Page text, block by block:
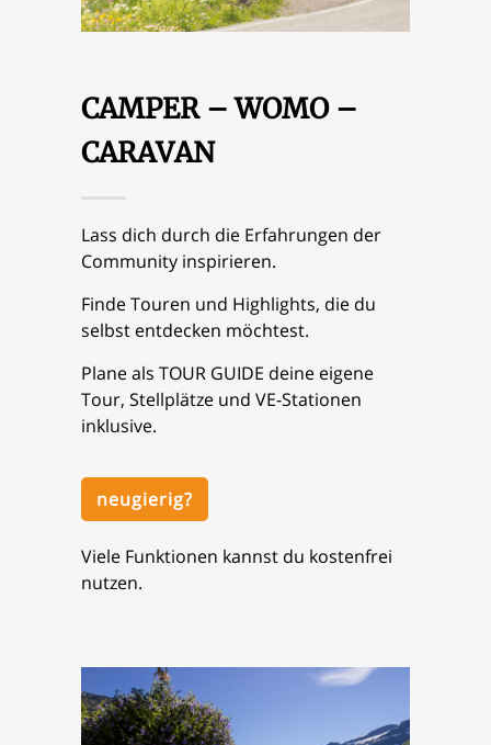
CAMPER – WOMO –
CARAVAN
Lass dich durch die Erfahrungen der
Community inspirieren.
Finde Touren und Highlights, die du
selbst entdecken möchtest.
Plane als TOUR GUIDE deine eigene
Tour, Stellplätze und VE-Stationen
inklusive.
neugierig?
Viele Funktionen kannst du kostenfrei
nutzen.